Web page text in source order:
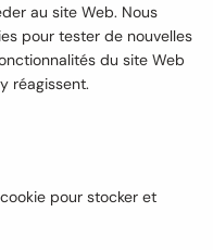
au site Web. Nous
pour tester de nouvelles
du site Web
réagissent.
pour stocker et